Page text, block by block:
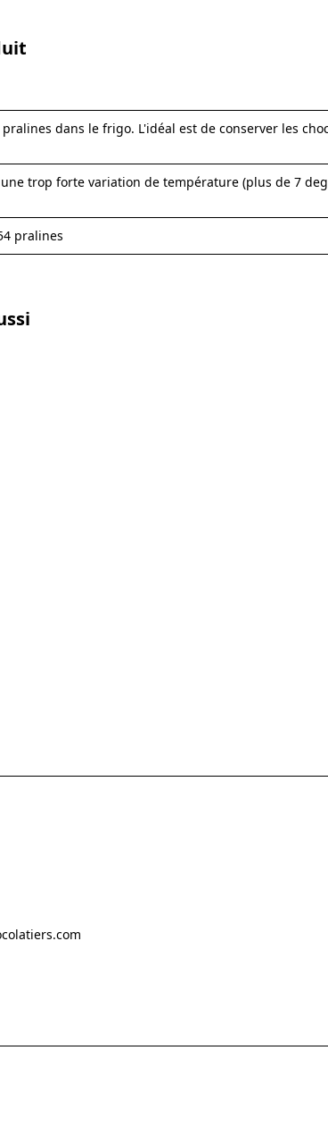
dans le frigo. L'idéal est de conserver les
trop forte variation de température (plus de 7
pralines